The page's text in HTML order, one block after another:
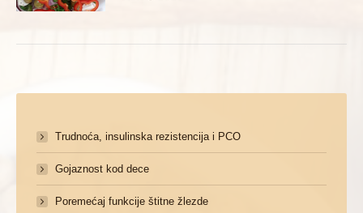
Trudnoća, insulinska rezistencija i PCO
Gojaznost kod dece
Poremećaj funkcije štitne žlezde